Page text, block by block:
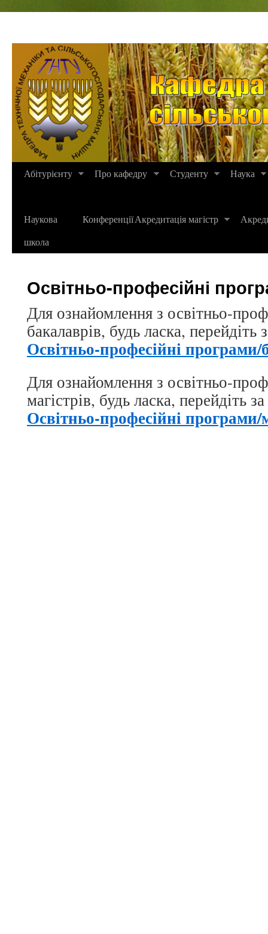
Абітурієнту Про кафедру Студенту Наука
Наукова
школа
КонференціїАкредитація магістр
Освітньо-професійні
Для ознайомлення з освітньо-
бакалаврів, будь ласка, перейдіть
Освітньо-професійні
Для ознайомлення з освітньо-
магістрів, будь ласка, перейдіть
Освітньо-професійні програми/